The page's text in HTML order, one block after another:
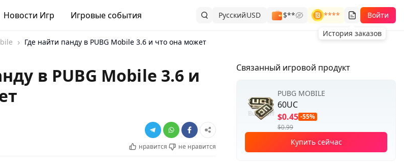
Новости Игр Игровые события РусскийUSD $**
****
История заказов
Войти
Где найти панду в PUBG Mobile 3.6 и что она может
в PUBG Mobile 3.6 и
нравится
не нравится
Связанный игровой продукт
PUBG MOBILE
60UC
$0.45 -55%
$0.99
Купить сейчас